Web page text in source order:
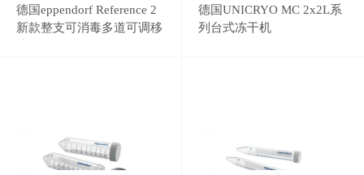
德国eppendorf Reference 2
新款整支可消毒多道可调移
德国UNICRYO MC 2x2L系
列台式冻干机